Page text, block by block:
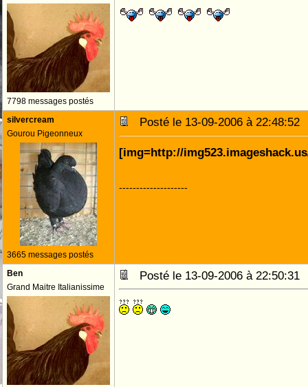
7798 messages postés
silvercream
Gourou Pigeonneux
3665 messages postés
Posté le 13-09-2006 à
[img=http://
--------------------
Ben
Grand Maitre Italianissime
Posté le 13-09-2006 à